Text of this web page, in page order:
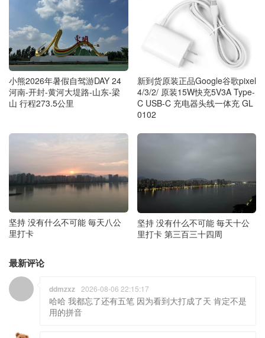
小熊2026年暑假自驾游DAY 24
河南-开封-黄河大堤路-山东-梁
山 行程273.5公里
新到货原装正品Google谷歌pixel
4/3/2/ 原装15W快充5V3A Type-
C USB-C 充电器头线一体充 GL
0102
坚持 没有什么不可能 毎天八公
里打卡
坚持 没有什么不可能 毎天十公
里打卡 第三百三十四周
最新评论
ddmzxz 2026-08-06 22:15:17
哈哈 我都忘了还有五笔 因为看到大打成了天 肯定不是
用的拼音